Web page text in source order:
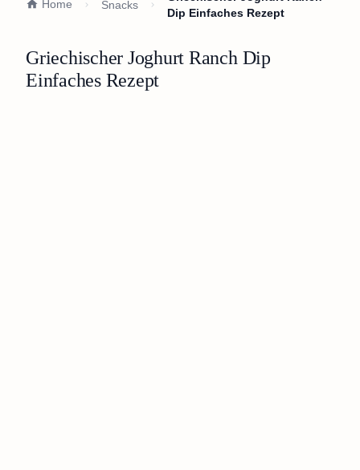
Home Snacks
Dip Einfaches Rezept
Griechischer Joghurt Ranch Dip
Einfaches Rezept